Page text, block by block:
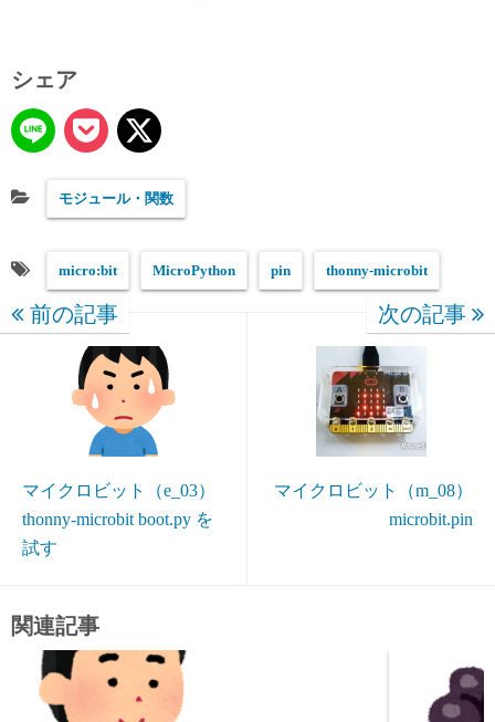
シェア
モジュール・関数
micro:bit MicroPython pin thonny-microbit
前の記事
マイクロビット（e_03）
thonny-microbit boot.py を
試す
次の記事
マイクロビット（m_08）
microbit.pin
関連記事